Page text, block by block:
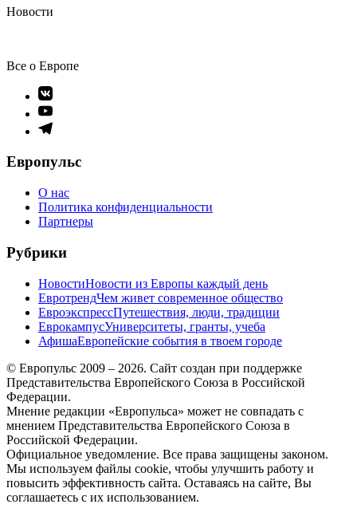
Новости
Все о Европе
Элемент
меню
Элемент
меню
Элемент
Европульс
О нас
Политика конфиденциальности
Партнеры
Рубрики
НовостиНовости из Европы каждый день
ЕвротрендЧем живет современное общество
ЕвроэкспрессПутешествия, люди, традиции
ЕврокампусУниверситеты, гранты, учеба
АфишаЕвропейские события в твоем городе
© Европульс 2009 – 2026. Сайт создан при поддержке
Представительства Европейского Союза в Российской
Федерации.
Мнение редакции «Европульса» может не совпадать с
мнением Представительства Европейского Союза в
Российской Федерации.
Официальное уведомление. Все права защищены законом.
Мы используем файлы cookie, чтобы улучшить работу и
повысить эффективность сайта. Оставаясь на сайте, Вы
соглашаетесь с их использованием.